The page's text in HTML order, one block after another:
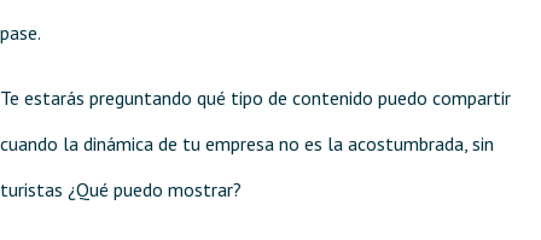
pase.
Te estarás preguntando qué tipo de contenido puedo compartir
cuando la dinámica de tu empresa no es la acostumbrada, sin
turistas ¿Qué puedo mostrar?